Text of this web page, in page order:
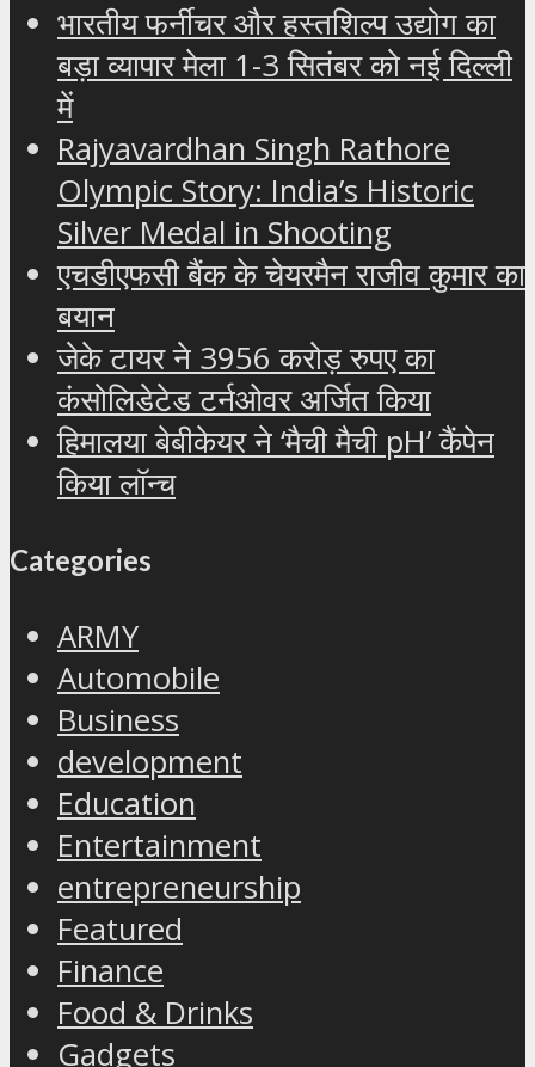
भारतीय फर्नीचर और हस्तशिल्प उद्योग का
बड़ा व्यापार मेला 1-3 सितंबर को नई दिल्ली
में
Rajyavardhan Singh Rathore
Olympic Story: India’s Historic
Silver Medal in Shooting
एचडीएफसी बैंक के चेयरमैन राजीव कुमार का
बयान
जेके टायर ने 3956 करोड़ रुपए का
कंसोलिडेटेड टर्नओवर अर्जित किया
हिमालया बेबीकेयर ने ‘मैची मैची pH’ कैंपेन
किया लॉन्च
Categories
ARMY
Automobile
Business
development
Education
Entertainment
entrepreneurship
Featured
Finance
Food & Drinks
Gadgets